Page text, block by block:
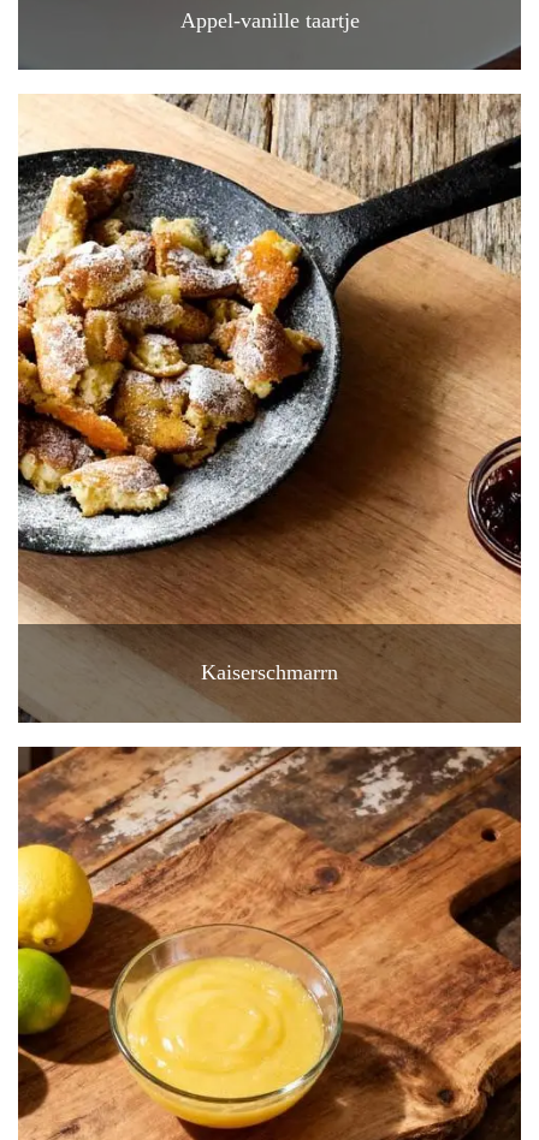
Appel-vanille taartje
Kaiserschmarrn